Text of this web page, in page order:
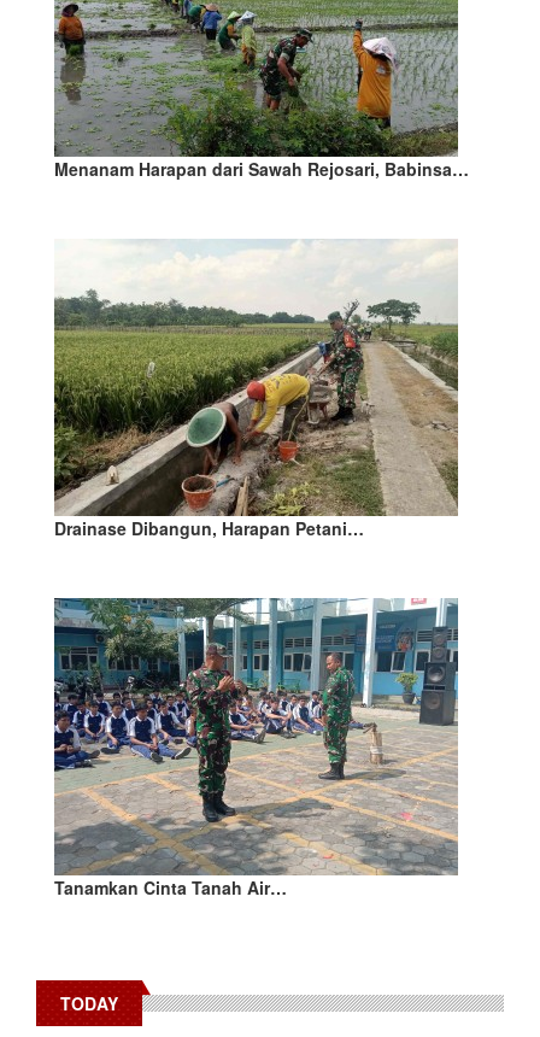
Menanam Harapan dari Sawah Rejosari, Babinsa…
Drainase Dibangun, Harapan Petani…
Tanamkan Cinta Tanah Air…
TODAY